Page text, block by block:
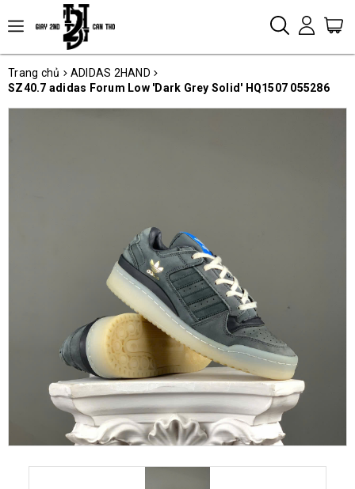
Trang chủ
ADIDAS 2HAND
SZ40.7 adidas Forum Low 'Dark Grey Solid' HQ1507 055286